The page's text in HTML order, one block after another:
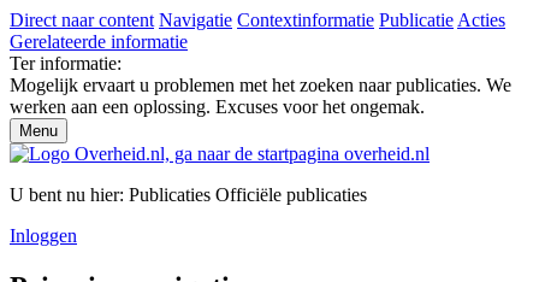
Direct naar content Navigatie Contextinformatie Publicatie Acties
Gerelateerde informatie
Ter informatie:
Mogelijk ervaart u problemen met het zoeken naar publicaties. We
werken aan een oplossing. Excuses voor het ongemak.
Menu
U bent nu hier: Publicaties Officiële publicaties
Inloggen